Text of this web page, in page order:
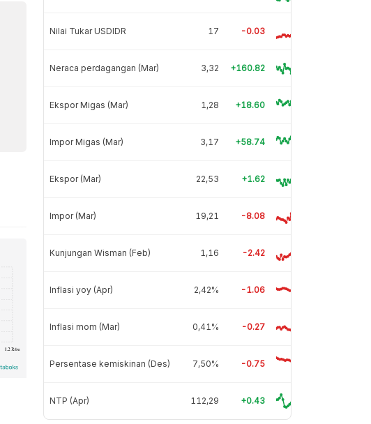
Nilai Tukar USDIDR 17 -0.03
Neraca perdagangan (Mar) 3,32 +160.82
Ekspor Migas (Mar) 1,28 +18.60
Impor Migas (Mar) 3,17 +58.74
Ekspor (Mar) 22,53 +1.62
Impor (Mar) 19,21 -8.08
Kunjungan Wisman (Feb) 1,16 -2.42
Inflasi yoy (Apr) 2,42% -1.06
Inflasi mom (Mar) 0,41% -0.27
Persentase kemiskinan (Des) 7,50% -0.75
NTP (Apr) 112,29 +0.43